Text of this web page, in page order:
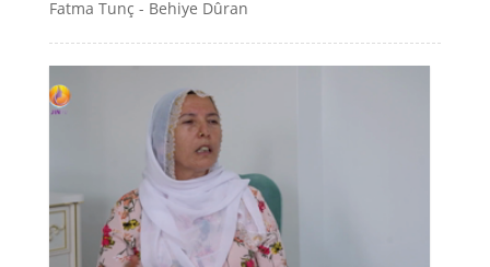
Fatma Tunç - Behiye Dûran